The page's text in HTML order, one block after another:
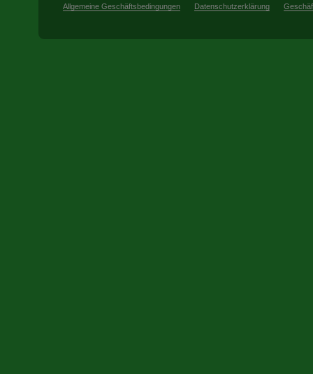
Allgemeine Geschäftsbedingungen Datenschutzerklärung